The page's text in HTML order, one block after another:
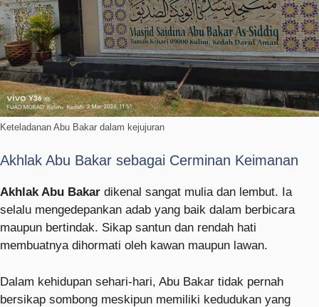
Keteladanan Abu Bakar dalam kejujuran
Akhlak Abu Bakar sebagai Cerminan Keimanan
Akhlak Abu Bakar dikenal sangat mulia dan lembut. Ia
selalu mengedepankan adab yang baik dalam berbicara
maupun bertindak. Sikap santun dan rendah hati
membuatnya dihormati oleh kawan maupun lawan.
Dalam kehidupan sehari-hari, Abu Bakar tidak pernah
bersikap sombong meskipun memiliki kedudukan yang